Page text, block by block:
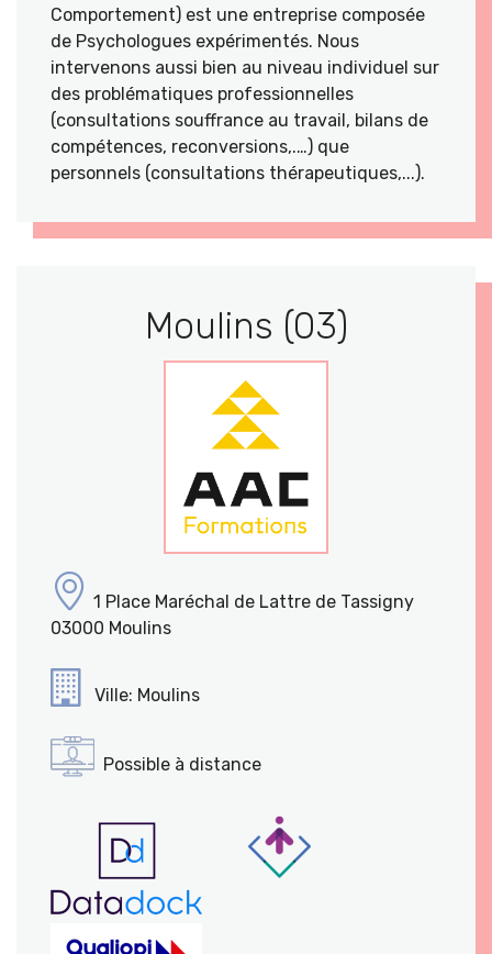
Comportement) est une entreprise composée
de Psychologues expérimentés. Nous
intervenons aussi bien au niveau individuel sur
des problématiques professionnelles
(consultations souffrance au travail, bilans de
compétences, reconversions,.…) que
personnels (consultations thérapeutiques,...).
Moulins (03)
1 Place Maréchal de Lattre de Tassigny
03000 Moulins
Ville: Moulins
Possible à distance